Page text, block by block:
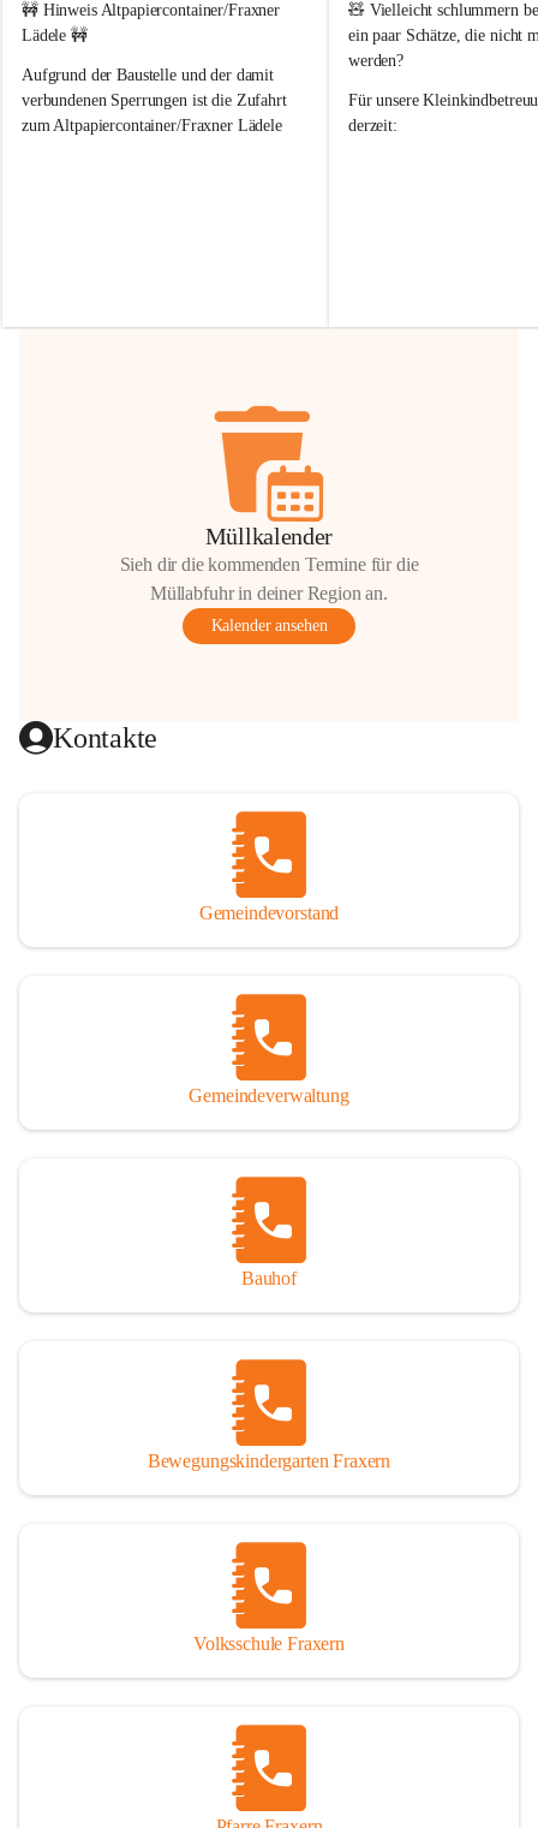
r
a
e
r
n
🚧 Hinweis Altpapiercontainer/Fraxner
Lädele 🚧
Aufgrund der Baustelle und der damit
verbundenen Sperrungen ist die Zufahrt
zum Altpapiercontainer/Fraxner Lädele
Hilfsbereitschaft!
r
a
x
r
n
🧸 Vielleicht schlummern
ein paar Schätze, die nicht
werden?
Für unsere
derzeit:
Müllkalender
Sieh dir die kommenden Termine für die
Müllabfuhr in deiner Region an.
Kalender ansehen
Kontakte
Gemeindevorstand
Gemeindeverwaltung
Bauhof
Bewegungskindergarten Fraxern
Volksschule Fraxern